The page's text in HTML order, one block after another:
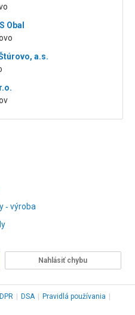
Obal
a.s.
‑ výroba
Nahlásiť chybu
DSA Pravidlá používania